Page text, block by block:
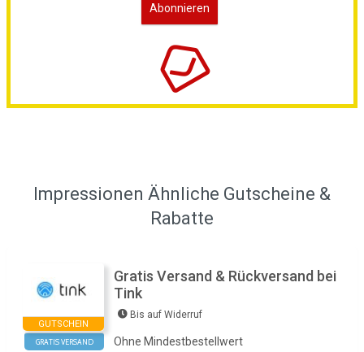
Impressionen Ähnliche Gutscheine &
Rabatte
GUTSCHEIN
GRATIS VERSAND
Gratis Versand & Rückversand bei
Tink
Bis auf Widerruf
Ohne Mindestbestellwert